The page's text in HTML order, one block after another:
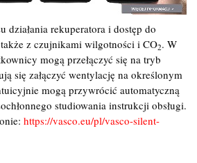
działania rekuperatora i dostęp do
z czujnikami wilgotności i CO2. W
mogą przełączyć się na tryb
się załączyć wentylację na określonym
mogą przywrócić automatyczną
studiowania instrukcji obsługi.
https://vasco.eu/pl/vasco-silent-